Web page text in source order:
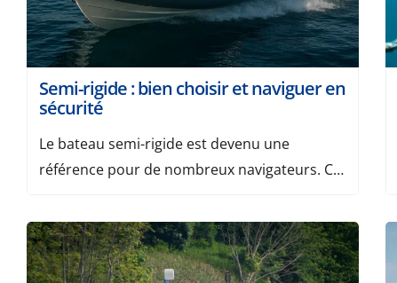
Semi-rigide : bien choisir et naviguer en
sécurité
Le bateau semi-rigide est devenu une
référence pour de nombreux navigateurs. Ce
et des flotteurs gonflables, offre un
compromis parfait entre confort, sécurité et
maniabilité. Que vous soyez débutant ou